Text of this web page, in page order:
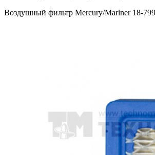
Воздушный фильтр Mercury/Mariner 18-